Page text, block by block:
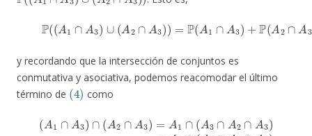
(4) P( A 1∩ A )∪ (A 2∩ 3))=P A1 ∩ A 3) +P( A ∩ A3
y recordando que la intersección de conjuntos es
conmutativa y asociativa, podemos reacomodar el último
término de
(4)
como
∩ A )∩ (A 2 ∩A3) A1 ∩ (A ∩A 2∩ A 3 =A 1 (A 2∩A
A 3 = A 1∩ (A 2∩ A =A 1∩A2 ∩A 3,